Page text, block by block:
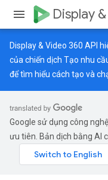
Display
Display & Video 360 API
của chiến dịch Tạo nhu
để tìm hiểu cách tạo và
Google sử dụng công
ưu tiên. Bản dịch bằng AI